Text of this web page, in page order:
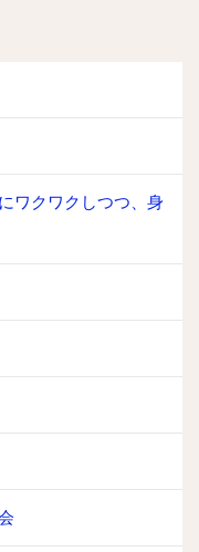
ワクワクしつつ、身